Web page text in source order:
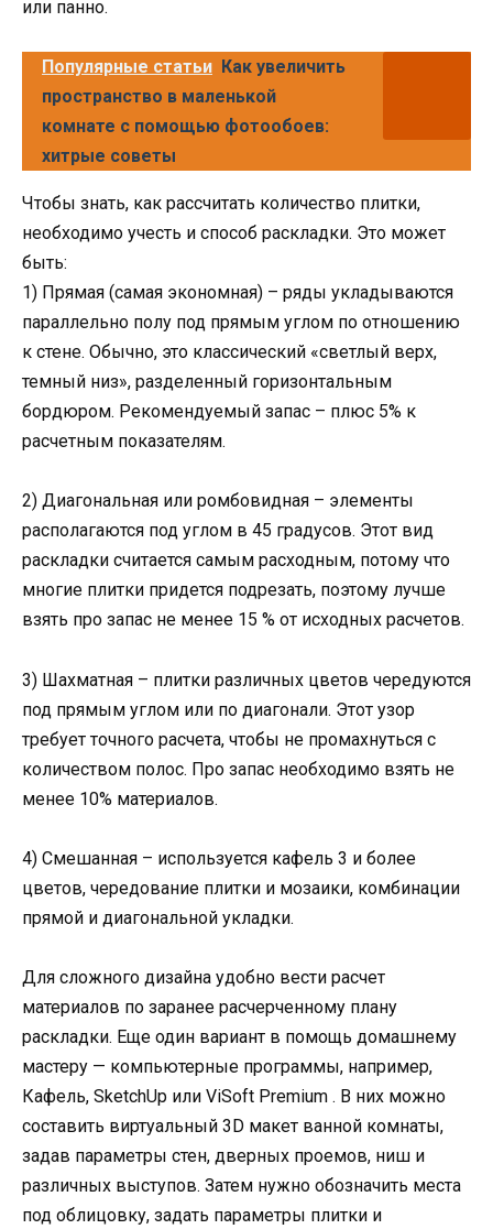
или панно.
Популярные статьи Как увеличить
пространство в маленькой
комнате с помощью фотообоев:
хитрые советы
Чтобы знать, как рассчитать количество плитки,
необходимо учесть и способ раскладки. Это может
быть:
1) Прямая (самая экономная) – ряды укладываются
параллельно полу под прямым углом по отношению
к стене. Обычно, это классический «светлый верх,
темный низ», разделенный горизонтальным
бордюром. Рекомендуемый запас – плюс 5% к
расчетным показателям.
2) Диагональная или ромбовидная – элементы
располагаются под углом в 45 градусов. Этот вид
раскладки считается самым расходным, потому что
многие плитки придется подрезать, поэтому лучше
взять про запас не менее 15 % от исходных расчетов.
3) Шахматная – плитки различных цветов чередуются
под прямым углом или по диагонали. Этот узор
требует точного расчета, чтобы не промахнуться с
количеством полос. Про запас необходимо взять не
менее 10% материалов.
4) Смешанная – используется кафель 3 и более
цветов, чередование плитки и мозаики, комбинации
прямой и диагональной укладки.
Для сложного дизайна удобно вести расчет
материалов по заранее расчерченному плану
раскладки. Еще один вариант в помощь домашнему
мастеру — компьютерные программы, например,
Кафель, SketchUp или ViSoft Premium . В них можно
составить виртуальный 3D макет ванной комнаты,
задав параметры стен, дверных проемов, ниш и
различных выступов. Затем нужно обозначить места
под облицовку, задать параметры плитки и